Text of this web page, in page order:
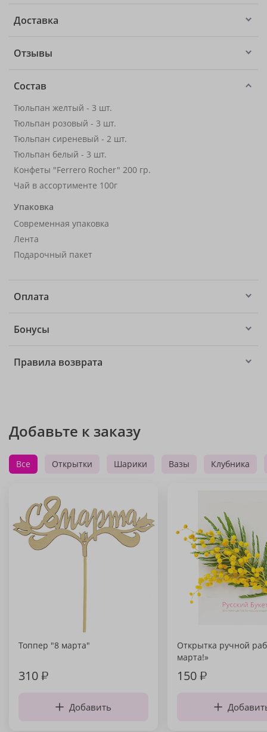
Доставка
Отзывы
Состав
Тюльпан желтый - 3 шт.
Тюльпан розовый - 3 шт.
Тюльпан сиреневый - 2 шт.
Тюльпан белый - 3 шт.
Конфеты "Ferrero Rocher" 200 гр.
Чай в ассортименте 100г
Упаковка
Современная упаковка
Лента
Подарочный пакет
Оплата
Бонусы
Правила возврата
Добавьте к заказу
Все Открытки Шарики Вазы Клубника
Топпер "8 марта"
310₽
Добавить
Открытка ручной
марта!»
150₽